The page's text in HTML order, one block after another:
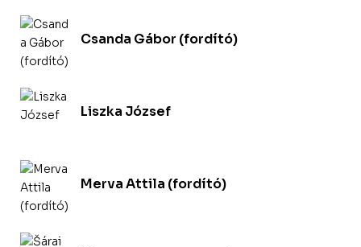
Csanda Gábor (fordító)
Liszka József
Merva Attila (fordító)